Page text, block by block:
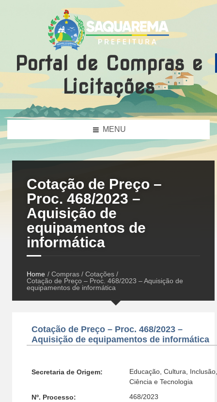
Portal de Compras e
Licitações
MENU
Cotação de Preço –
Proc. 468/2023 –
Aquisição de
equipamentos de
informática
Home / Compras / Cotações /
Cotação de Preço – Proc. 468/2023 – Aquisição de
equipamentos de informática
Cotação de Preço – Proc. 468/2023 –
Aquisição de equipamentos de informática
Secretaria de Origem:
Educação, Cultura, Inclusão,
Ciência e Tecnologia
Nº. Processo: 468/2023